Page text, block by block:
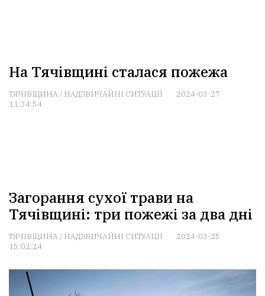
На Тячівщині сталася пожежа
ТЯЧІВЩИНА/ НАДЗВИЧАЙНІ СИТУАЦІЇ
2024-03-27
11:34:54
Загорання сухої трави на
Тячівщині: три пожежі за два дні
ТЯЧІВЩИНА/ НАДЗВИЧАЙНІ СИТУАЦІЇ
2024-03-25
15:02:24